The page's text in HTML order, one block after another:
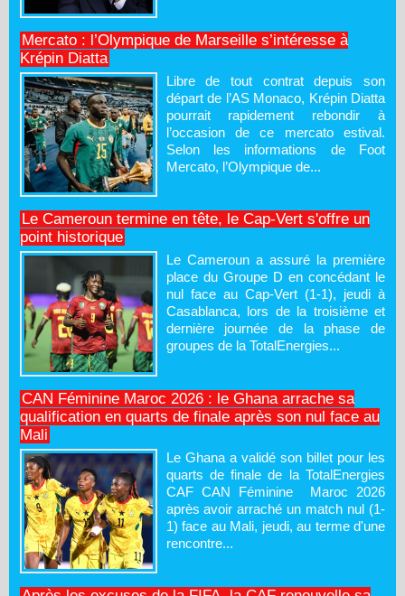
Mercato : l’Olympique de Marseille s’intéresse à
Krépin Diatta
Libre de tout contrat depuis son
départ de l’AS Monaco, Krépin Diatta
pourrait rapidement rebondir à
l’occasion de ce mercato estival.
Selon les informations de Foot
Mercato, l’Olympique de...
Le Cameroun termine en tête, le Cap-Vert s'offre un
point historique
Le Cameroun a assuré la première
place du Groupe D en concédant le
nul face au Cap-Vert (1-1), jeudi à
Casablanca, lors de la troisième et
dernière journée de la phase de
groupes de la TotalEnergies...
CAN Féminine Maroc 2026 : le Ghana arrache sa
qualification en quarts de finale après son nul face au
Mali
Le Ghana a validé son billet pour les
quarts de finale de la TotalEnergies
CAF CAN Féminine Maroc 2026
après avoir arraché un match nul (1-
1) face au Mali, jeudi, au terme d'une
rencontre...